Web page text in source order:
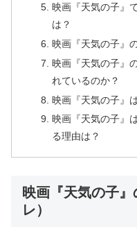
映画『天気の子』
は？
映画『天気の子』
映画『天気の子』
れているのか？
映画『天気の子』
映画『天気の子』
る理由は？
映画『天気の子
レ）